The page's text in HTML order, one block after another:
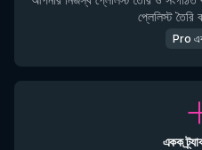
প্লেলিস্ট তৈরি
Pro
একক